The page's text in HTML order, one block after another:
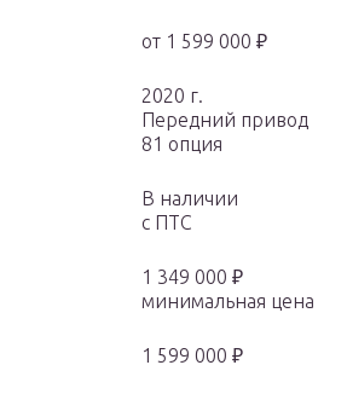
от 1 599 000 ₽
2020 г.
Передний привод
81 опция
В наличии
с ПТС
1 349 000 ₽
минимальная цена
1 599 000 ₽